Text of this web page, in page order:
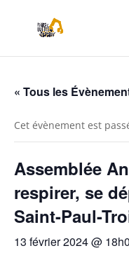
« Tous les
Cet évènement est
Assemblée
respirer, se
Saint-Paul-
13 février 2024 @